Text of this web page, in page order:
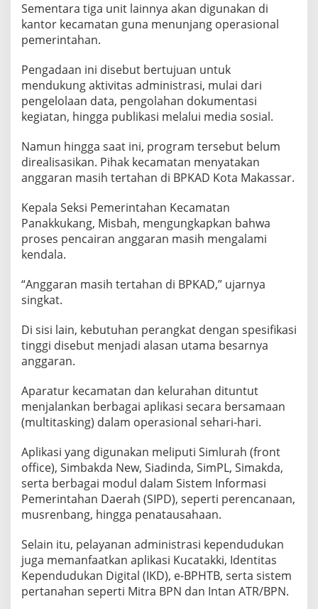
K
A
Sementara tiga unit lainnya akan digunakan di
kantor kecamatan guna menunjang operasional
pemerintahan.
Pengadaan ini disebut bertujuan untuk
mendukung aktivitas administrasi, mulai dari
pengelolaan data, pengolahan dokumentasi
kegiatan, hingga publikasi melalui media sosial.
Namun hingga saat ini, program tersebut belum
direalisasikan. Pihak kecamatan menyatakan
anggaran masih tertahan di BPKAD Kota Makassar.
Kepala Seksi Pemerintahan Kecamatan
Panakkukang, Misbah, mengungkapkan bahwa
proses pencairan anggaran masih mengalami
kendala.
“Anggaran masih tertahan di BPKAD,” ujarnya
singkat.
Di sisi lain, kebutuhan perangkat dengan spesifikasi
tinggi disebut menjadi alasan utama besarnya
anggaran.
Aparatur kecamatan dan kelurahan dituntut
menjalankan berbagai aplikasi secara bersamaan
(multitasking) dalam operasional sehari-hari.
Aplikasi yang digunakan meliputi Simlurah (front
office), Simbakda New, Siadinda, SimPL, Simakda,
serta berbagai modul dalam Sistem Informasi
Pemerintahan Daerah (SIPD), seperti perencanaan,
musrenbang, hingga penatausahaan.
Selain itu, pelayanan administrasi kependudukan
juga memanfaatkan aplikasi Kucatakki, Identitas
Kependudukan Digital (IKD), e-BPHTB, serta sistem
pertanahan seperti Mitra BPN dan Intan ATR/BPN.